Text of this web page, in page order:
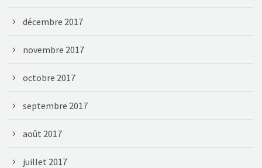
décembre 2017
novembre 2017
octobre 2017
septembre 2017
août 2017
juillet 2017